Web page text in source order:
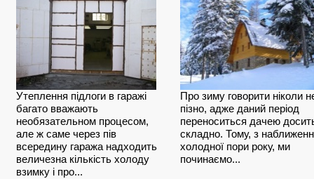
Утеплення підлоги в гаражі
багато вважають
необязательном процесом,
але ж саме через пів
всередину гаража надходить
величезна кількість холоду
взимку і про...
Про зиму говорити ніколи
пізно, адже даний період
переноситься дачею
складно. Тому, з
холодної пори року, ми
починаємо...